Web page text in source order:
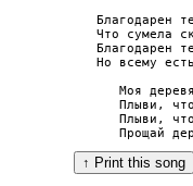
Благодарен
Что сумела
Благодарен
Но всему
Моя
Плыви,
Плыви,